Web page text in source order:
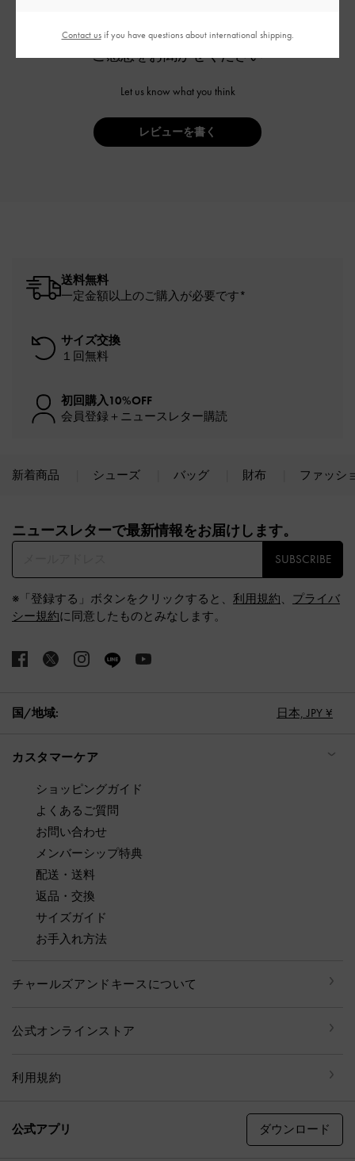
ご感想をお聞かせください
Let us know what you think
レビューを書く
送料無料
一定金額以上のご購入が必要です*
サイズ交換
１回無料
初回購入10%OFF
会員登録＋ニュースレター購読
新着商品 シューズ バッグ 財布 ファッシ
ニュースレターで最新情報をお届けします。​
SUBSCRIBE
※「登録する」ボタンをクリックすると、 利用規約、 プライバ
シー規約に同意したものとみなします。
国/地域: 日本, JPY ¥
カスタマーケア
ショッピングガイド
よくあるご質問
お問い合わせ
メンバーシップ特典
配送・送料
返品・交換
サイズガイド
お手入れ方法
チャールズアンドキースについて
公式オンラインストア
利用規約
公式アプリ ダウンロード
Contact usif you have questions about international shipping.